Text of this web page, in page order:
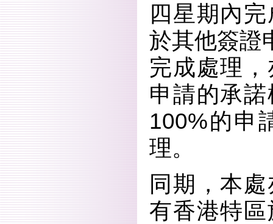
四星期內
於其他簽證
完成處理
申請的承
100%的申
理。
同期，本
有香港特